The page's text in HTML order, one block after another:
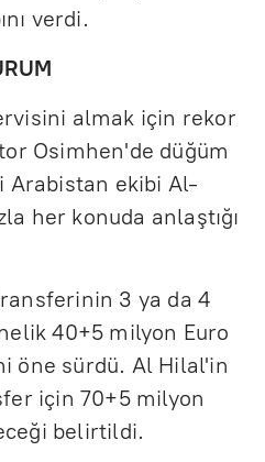
verdi.
almak için rekor
Osimhen'de düğüm
Arabistan ekibi Al-
her konuda anlaştığı
3 ya da 4
40+5 milyon Euro
öne sürdü. Al Hilal'in
için 70+5 milyon
belirtildi.